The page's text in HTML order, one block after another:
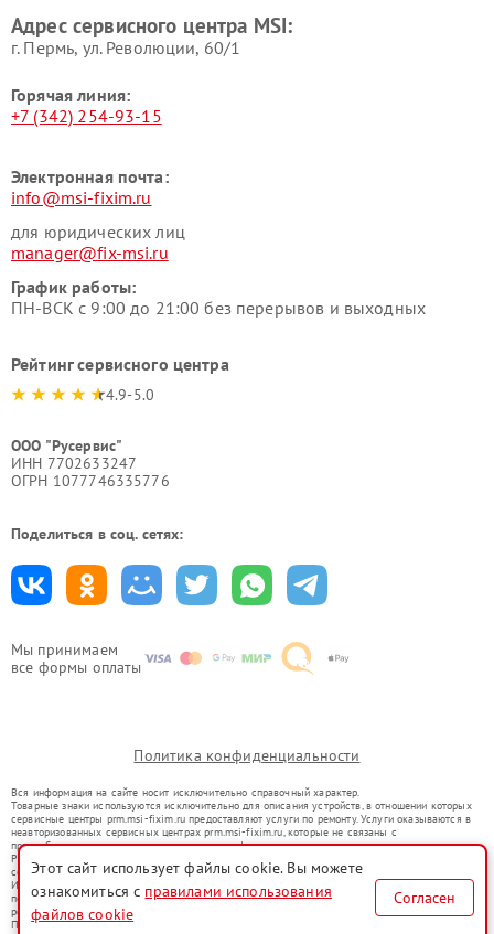
Мы принимаем
все формы оплаты
Адрес сервисного центра MSI:
г. Пермь, ул. ​Революции, 60/1
Горячая линия:
+7 (342) 254-93-15
Электронная почта:
info@msi-fixim.ru
для юридических лиц
manager@fix-msi.ru
График работы:
ПН-ВСК с 9:00 до 21:00 без перерывов и выходных
Рейтинг сервисного центра
4.9-5.0
ООО "Русервис"
ИНН 7702633247
ОГРН 1077746335776
Поделиться в соц. сетях:
Политика конфиденциальности
Вся информация на сайте носит исключительно справочный характер.
Товарные знаки используются исключительно для описания устройств, в отношении которых
сервисные центры prm.msi-fixim.ru предоставляют услуги по ремонту. Услуги оказываются в
неавторизованных сервисных центрах prm.msi-fixim.ru, которые не связаны с
правообладателями товарных знаков или их официальными представителями.
Ремонт осуществляется для устройств, уже введенных в гражданский оборот в соответствии
со статьей 1487 ГК РФ.
Использование товарных знаков не преследует цели индивидуализации услуг или введения
потребителей в заблуждение, а служит для информирования о предоставляемых услугах по
ремонту техники указанных брендов.
Представленная на сайте информация не является публичной офертой, определяемой
Этот сайт использует файлы cookie. Вы можете
ознакомиться с правилами использования
файлов cookie
Согласен